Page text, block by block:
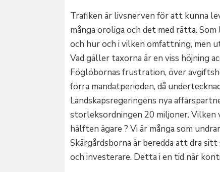
Trafiken är livsnerven för att kunna
många oroliga och det med rätta.
och hur och i vilken omfattning, men
Vad gäller taxorna är en viss höjning
Föglöbornas frustration, över
förra mandatperioden, då
Landskapsregeringens nya
storleksordningen 20 miljoner. Vilken
hälften ägare ? Vi är många som
Skärgårdsborna är beredda att dra
och investerare. Detta i en tid när